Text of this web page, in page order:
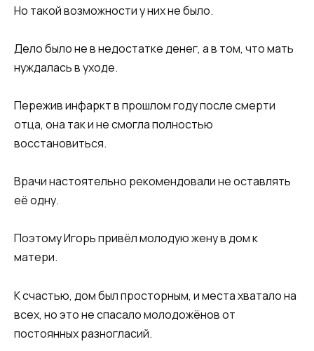
Но такой возможности у них не было.
Дело было не в недостатке денег, а в том, что мать
нуждалась в уходе.
Пережив инфаркт в прошлом году после смерти
отца, она так и не смогла полностью
восстановиться.
Врачи настоятельно рекомендовали не оставлять
её одну.
Поэтому Игорь привёл молодую жену в дом к
матери.
К счастью, дом был просторным, и места хватало на
всех, но это не спасало молодожёнов от
постоянных разногласий.